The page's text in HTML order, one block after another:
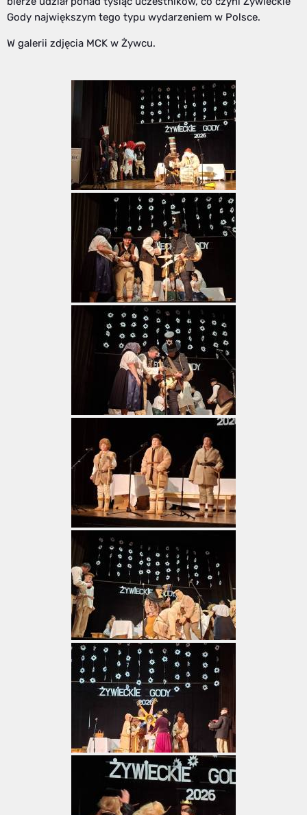
Gody największym tego typu wydarzeniem w Polsce.
W galerii zdjęcia MCK w Żywcu.